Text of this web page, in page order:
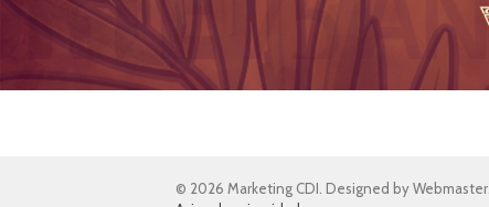
© 2026 Marketing CDI. Designed by Webmaster.